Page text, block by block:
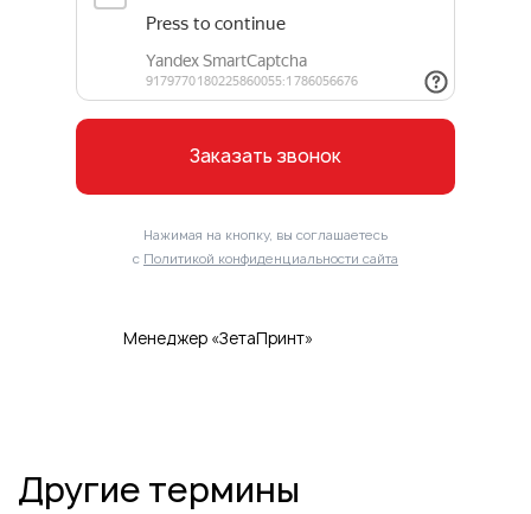
Менеджер «ЗетаПринт»
Заказать звонок
Нажимая на кнопку, вы соглашаетесь
с Политикой конфиденциальности сайта
Другие термины